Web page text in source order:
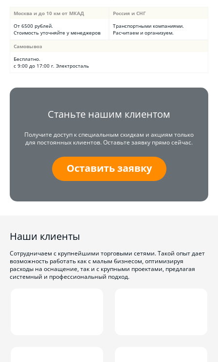
Москва и до 10 км от МКАД
От 6500 рублей.
Стоимость уточняйте у менеджеров
Россия и СНГ
Транспортными компаниями.
Расчитаем и организуем.
Самовывоз
Бесплатно.
с 9:00 до 17:00 г. Электросталь
Станьте нашим клиентом
Получите доступ к специальным скидкам и акциям только
для постоянных клиентов. Оставьте заявку прямо сейчас.
Оставить заявку
Наши клиенты
Сотрудничаем с крупнейшими торговыми сетями. Такой опыт дает
возможность работать как с малым бизнесом, оптимизируя
расходы на оснащение, так и с крупными проектами, предлагая
системный и профессиональный подход.